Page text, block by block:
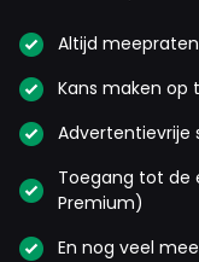
Altijd
Kans maken op
Advertentievrije
Toegang tot de
Premium)
En nog veel